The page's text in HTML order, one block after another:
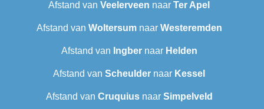
Afstand van Veelerveen naar Ter Apel
Afstand van Woltersumnaar Westeremden
Afstand van Ingbernaar Helden
Afstand van Scheulder naar Kessel
Afstand van Cruquiusnaar Simpelveld